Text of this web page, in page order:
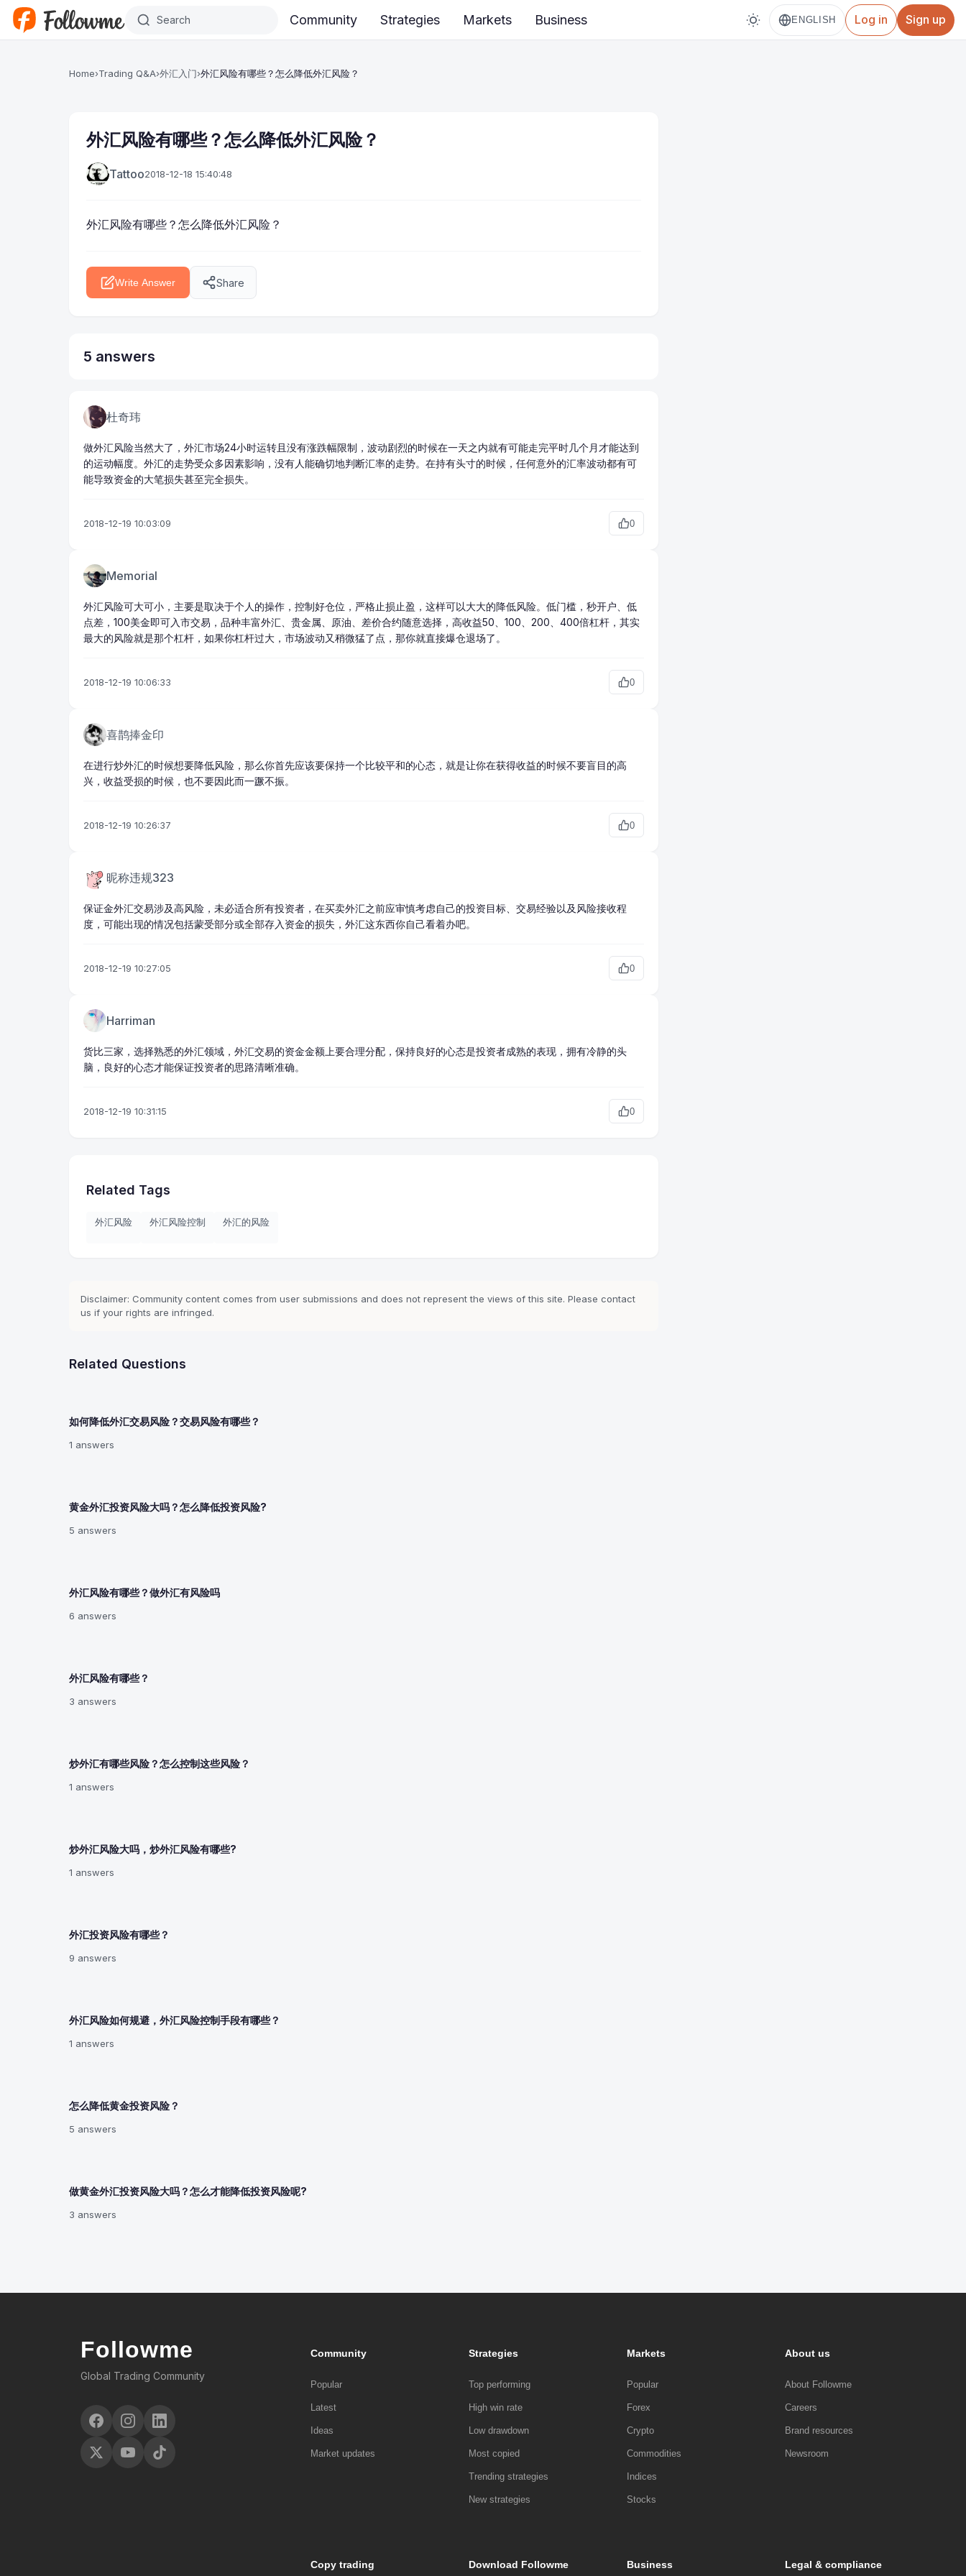
Skip to main content
Community Strategies Markets Business ENGLISH Log in Sign up
Home›Trading Q&A›外汇入门›外汇风险有哪些？怎么降低外汇风险？
外汇风险有哪些？怎么降低外汇风险？
Tattoo2018-12-18 15:40:48
外汇风险有哪些？怎么降低外汇风险？
Write Answer Share
5 answers
杜奇玮
做外汇风险当然大了，外汇市场24小时运转且没有涨跌幅限制，波动剧烈的时候在一天之内就有可能走完平时几个月才能达到
的运动幅度。外汇的走势受众多因素影响，没有人能确切地判断汇率的走势。在持有头寸的时候，任何意外的汇率波动都有可
能导致资金的大笔损失甚至完全损失。
2018-12-19 10:03:09 0
Memorial
外汇风险可大可小，主要是取决于个人的操作，控制好仓位，严格止损止盈，这样可以大大的降低风险。低门槛，秒开户、低
点差 ，100美金即可入市交易，品种丰富外汇、 贵金属 、原油、差价合约随意选择，高收益50、100、200、400倍杠杆，其实
最大的风险就是那个杠杆，如果你杠杆过大，市场波动又稍微猛了点，那你就直接爆仓退场了。
2018-12-19 10:06:33 0
喜鹊捧金印
在进行炒外汇的时候想要降低风险，那么你首先应该要保持一个比较平和的心态，就是让你在获得收益的时候不要盲目的高
兴，收益受损的时候，也不要因此而一蹶不振。
2018-12-19 10:26:37 0
昵称违规323
保证金外汇交易涉及高风险，未必适合所有投资者，在买卖外汇之前应审慎考虑自己的投资目标、交易经验以及风险接收程
度，可能出现的情况包括蒙受部分或全部存入资金的损失，外汇这东西你自己看着办吧。
2018-12-19 10:27:05 0
Harriman
货比三家，选择熟悉的外汇领域，外汇交易的资金金额上要合理分配，保持良好的心态是投资者成熟的表现，拥有冷静的头
脑，良好的心态才能保证投资者的思路清晰准确。
2018-12-19 10:31:15 0
Related Tags
外汇风险 外汇风险控制 外汇的风险
Disclaimer: Community content comes from user submissions and does not represent the views of this site. Please contact
us if your rights are infringed.
Related Questions
如何降低外汇交易风险？交易风险有哪些？
1 answers
黄金外汇投资风险大吗？怎么降低投资风险?
5 answers
外汇风险有哪些？做外汇有风险吗
6 answers
外汇风险有哪些？
3 answers
炒外汇有哪些风险？怎么控制这些风险？
1 answers
炒外汇风险大吗，炒外汇风险有哪些?
1 answers
外汇投资风险有哪些？
9 answers
外汇风险如何规避，外汇风险控制手段有哪些？
1 answers
怎么降低黄金投资风险？
5 answers
做黄金外汇投资风险大吗？怎么才能降低投资风险呢?
3 answers
Followme
Global Trading Community
Community
Popular
Latest
Ideas
Market updates
Strategies
Top performing
High win rate
Low drawdown
Most copied
Trending strategies
New strategies
Markets
Popular
Forex
Crypto
Commodities
Indices
Stocks
About us
About Followme
Careers
Brand resources
Newsroom
Copy trading Download Followme Business Legal & compliance